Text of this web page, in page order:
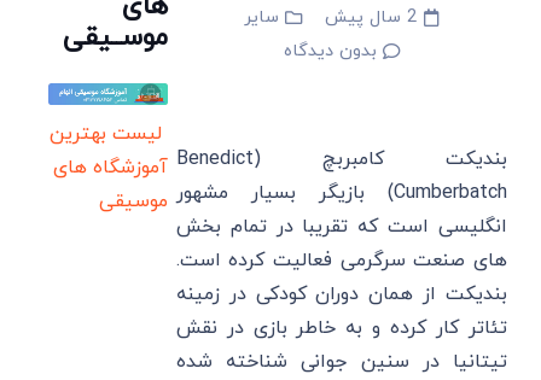
2 سال پیش
سایر
بدون دیدگاه
بندیکت کامبربچ (Benedict
Cumberbatch) بازیگر بسیار مشهور
انگلیسی است که تقریبا در تمام بخش
‌های صنعت سرگرمی فعالیت کرده است.
بندیکت از همان دوران کودکی در زمینه
تئاتر کار کرده و به خاطر بازی در نقش
تیتانیا در سنین جوانی شناخته شده
موســیقی
لیست بهترین
آموزشگاه های
موسیقی